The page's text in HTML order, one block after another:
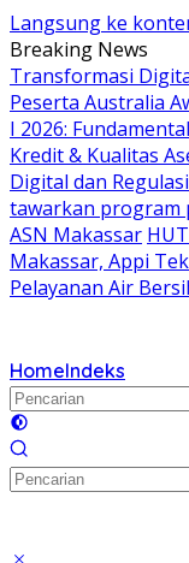
Langsung ke
Breaking News
Transformasi
Peserta Australia
I 2026:
Kredit & Kualitas
Digital dan
tawarkan program
ASN Makassar
Makassar, Appi
Pelayanan Air
HomeIndeks